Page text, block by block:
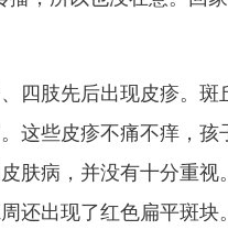
四肢先后出现皮疹。斑
这些皮疹不痛不痒，孩
肤病，并没有十分重视
还出现了红色扁平斑